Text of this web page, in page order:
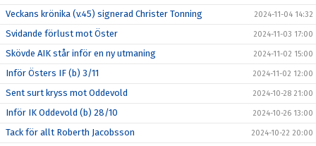
Veckans krönika (v.45) signerad Christer Tonning 2024-11-04 14:32
Svidande förlust mot Öster 2024-11-03 17:00
Skövde AIK står inför en ny utmaning 2024-11-02 15:00
Inför Östers IF (b) 3/11 2024-11-02 12:00
Sent surt kryss mot Oddevold 2024-10-28 21:00
Inför IK Oddevold (b) 28/10 2024-10-26 13:00
Tack för allt Roberth Jacobsson 2024-10-22 20:00